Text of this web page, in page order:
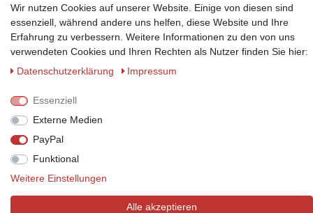
Zahlungsmöglichkeiten
Wir behalten uns das Recht vor im Einzelfall bestimmte
Zahlungsarten auszuschließen.
© Copyright 2026 Marabella´s | Alle Rechte vorbehalten. | Grundpreise
Wir nutzen Cookies auf unserer Website. Einige von diesen sind
essenziell, während andere uns helfen, diese Website und Ihre
Erfahrung zu verbessern. Weitere Informationen zu den von uns
verwendeten Cookies und Ihren Rechten als Nutzer finden Sie hier:
Daten­schutz­erklärung
Impressum
Essenziell
Externe Medien
PayPal
Funktional
Weitere Einstellungen
Alle akzeptieren